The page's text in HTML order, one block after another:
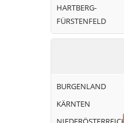
HARTBERG-
FÜRSTENFELD
BURGENLAND
KÄRNTEN